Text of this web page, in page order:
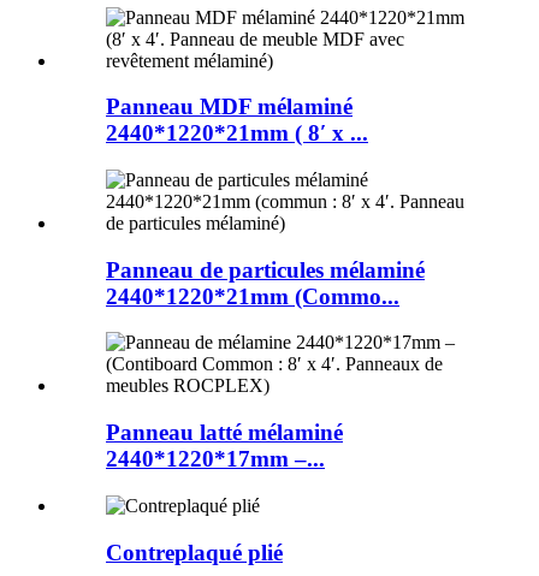
Panneau MDF mélaminé
2440*1220*21mm ( 8′ x ...
Panneau de particules mélaminé
2440*1220*21mm (Commo...
Panneau latté mélaminé
2440*1220*17mm –...
Contreplaqué plié